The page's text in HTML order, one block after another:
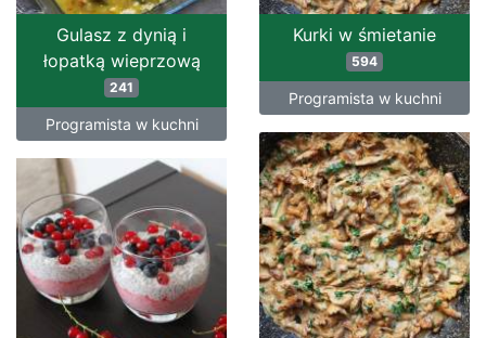
Gulasz z dynią i
łopatką wieprzową
241
Programista w kuchni
Kurki w śmietanie
594
Programista w kuchni